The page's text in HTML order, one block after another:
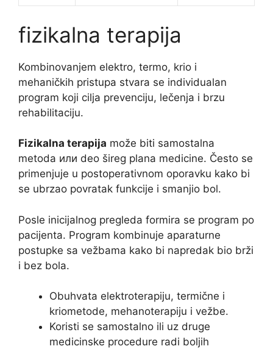
fizikalna terapija
Kombinovanjem elektro, termo, krio i
mehaničkih pristupa stvara se individualan
program koji cilja prevenciju, lečenja i brzu
rehabilitaciju.
Fizikalna terapija može biti samostalna
metoda или deo šireg plana medicine. Često se
primenjuje u postoperativnom oporavku kako bi
se ubrzao povratak funkcije i smanjio bol.
Posle inicijalnog pregleda formira se program po
pacijenta. Program kombinuje aparaturne
postupke sa vežbama kako bi napredak bio brži
i bez bola.
Obuhvata elektroterapiju, termične i
kriometode, mehanoterapiju i vežbe.
Koristi se samostalno ili uz druge
medicinske procedure radi boljih